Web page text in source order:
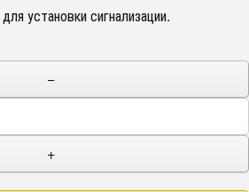
установки сигнализации.
−
+